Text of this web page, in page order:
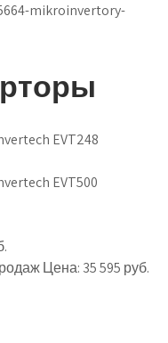
mikroinvertory-
EVT248
EVT500
Цена: 35 595 руб.